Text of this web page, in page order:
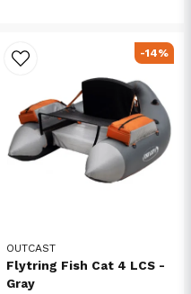
OUTCAST
Flytring Fish Cat 4 LCS -
Gray
-14%